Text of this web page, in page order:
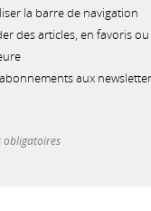
la barre de navigation
des articles, en favoris
aux
obligatoires